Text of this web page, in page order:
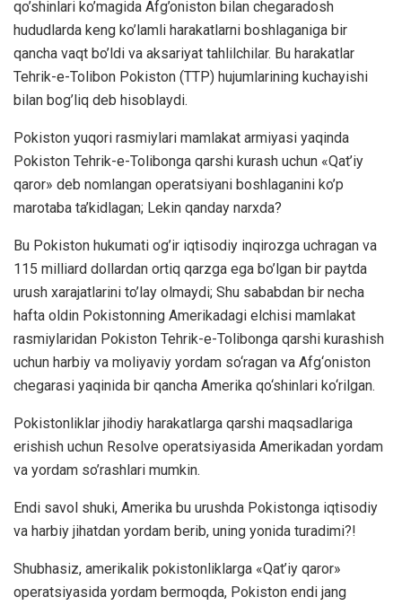
qo’shinlari ko’magida Afg’oniston bilan chegaradosh
hududlarda keng ko’lamli harakatlarni boshlaganiga bir
qancha vaqt bo’ldi va aksariyat tahlilchilar. Bu harakatlar
Tehrik-e-Tolibon Pokiston (TTP) hujumlarining kuchayishi
bilan bog’liq deb hisoblaydi.
Pokiston yuqori rasmiylari mamlakat armiyasi yaqinda
Pokiston Tehrik-e-Tolibonga qarshi kurash uchun «Qat’iy
qaror» deb nomlangan operatsiyani boshlaganini ko’p
marotaba ta’kidlagan; Lekin qanday narxda?
Bu Pokiston hukumati og’ir iqtisodiy inqirozga uchragan va
115 milliard dollardan ortiq qarzga ega bo’lgan bir paytda
urush xarajatlarini to’lay olmaydi; Shu sababdan bir necha
hafta oldin Pokistonning Amerikadagi elchisi mamlakat
rasmiylaridan Pokiston Tehrik-e-Tolibonga qarshi kurashish
uchun harbiy va moliyaviy yordam so‘ragan va Afg‘oniston
chegarasi yaqinida bir qancha Amerika qo‘shinlari ko‘rilgan.
Pokistonliklar jihodiy harakatlarga qarshi maqsadlariga
erishish uchun Resolve operatsiyasida Amerikadan yordam
va yordam so’rashlari mumkin.
Endi savol shuki, Amerika bu urushda Pokistonga iqtisodiy
va harbiy jihatdan yordam berib, uning yonida turadimi?!
Shubhasiz, amerikalik pokistonliklarga «Qat’iy qaror»
operatsiyasida yordam bermoqda, Pokiston endi jang